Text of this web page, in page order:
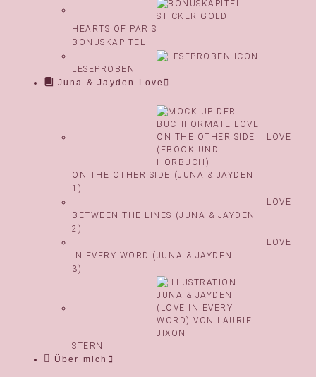
HEARTS OF PARIS
BONUSKAPITEL
LESEPROBEN
Juna & Jayden Love
LOVE
ON THE OTHER SIDE (JUNA & JAYDEN
1)
LOVE
BETWEEN THE LINES (JUNA & JAYDEN
2)
LOVE
IN EVERY WORD (JUNA & JAYDEN
3)
STERN
Über mich